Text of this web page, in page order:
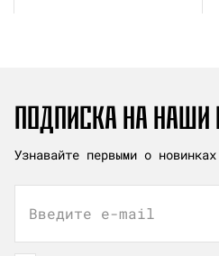
ПОДПИСКА НА НАШИ
Узнавайте первыми о
Введите e-mail